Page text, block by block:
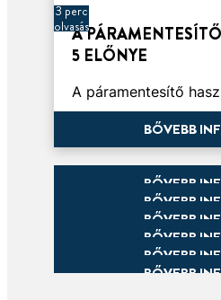
3 perc
olvasás
A
5 ELŐNYE
A páramentesítő
BŐVEBB
BŐVEBB
BŐVEBB
BŐVEBB
BŐVEBB
BŐVEBB
BŐVEBB